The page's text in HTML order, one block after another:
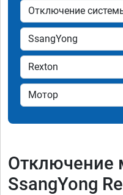
Отключение
SsangYong